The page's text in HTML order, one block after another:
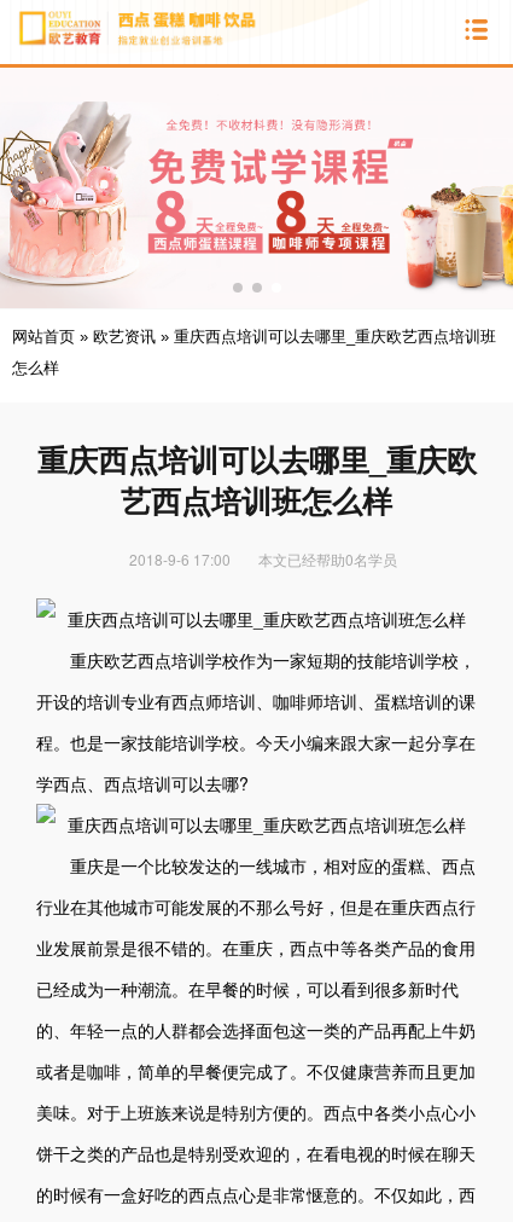
网站首页 » 欧艺资讯 » 重庆西点培训可以去哪里_重庆欧艺西点培训班
怎么样
重庆西点培训可以去哪里_重庆欧
艺西点培训班怎么样
2018-9-6 17:00 本文已经帮助0名学员
重庆欧艺西点培训学校作为一家短期的技能培训学校，
开设的培训专业有西点师培训、咖啡师培训、蛋糕培训的课
程。也是一家技能培训学校。今天小编来跟大家一起分享在
学西点、西点培训可以去哪?
重庆是一个比较发达的一线城市，相对应的蛋糕、西点
行业在其他城市可能发展的不那么号好，但是在重庆西点行
业发展前景是很不错的。在重庆，西点中等各类产品的食用
已经成为一种潮流。在早餐的时候，可以看到很多新时代
的、年轻一点的人群都会选择面包这一类的产品再配上牛奶
或者是咖啡，简单的早餐便完成了。不仅健康营养而且更加
美味。对于上班族来说是特别方便的。西点中各类小点心小
饼干之类的产品也是特别受欢迎的，在看电视的时候在聊天
的时候有一盒好吃的西点点心是非常惬意的。不仅如此，西